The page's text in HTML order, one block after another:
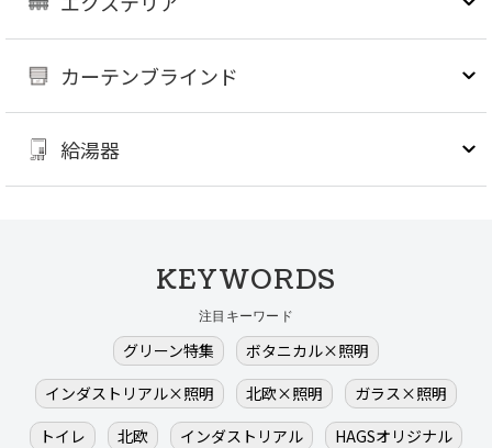
カーテンブラインド
給湯器
KEYWORDS
注目キーワード
グリーン特集
ボタニカル×照明
インダストリアル×照明
北欧×照明
ガラス×照明
トイレ
北欧 インダストリアル
HAGSオリジナル